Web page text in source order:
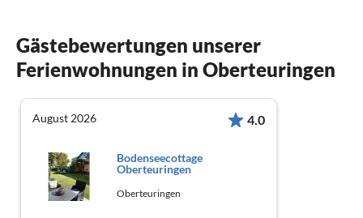
Gästebewertungen unserer
Ferienwohnungen in Oberteuringen
August 2026 4.0
Bodenseecottage
Oberteuringen
Oberteuringen